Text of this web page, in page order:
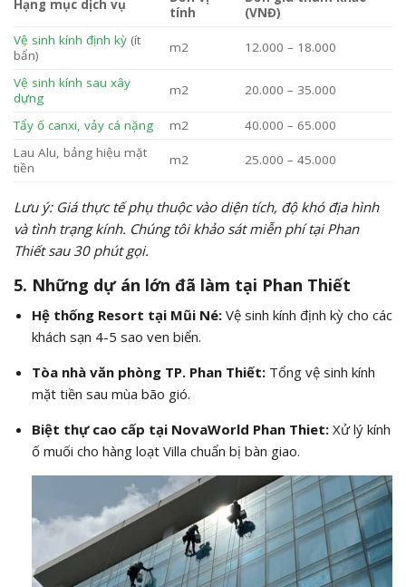
Hạng mục dịch vụ
tính
(VNĐ)
Vệ sinh kính định kỳ (ít
bẩn)
m2 12.000 – 18.000
Vệ sinh kính sau xây
dựng
m2 20.000 – 35.000
Tẩy ố canxi, vảy cá nặng m2
40.000 – 65.000
Lau Alu, bảng hiệu mặt
tiền
m2 25.000 – 45.000
Lưu ý: Giá thực tế phụ thuộc vào diện tích, độ khó địa hình
và tình trạng kính. Chúng tôi khảo sát miễn phí tại Phan
Thiết sau 30 phút gọi.
5. Những dự án lớn đã làm tại Phan Thiết
Hệ thống Resort tại Mũi Né:Vệ sinh kính định kỳ cho các
khách sạn 4-5 sao ven biển.
Tòa nhà văn phòng TP. Phan Thiết:Tổng vệ sinh kính
mặt tiền sau mùa bão gió.
Biệt thự cao cấp tại NovaWorld Phan Thiet:Xử lý kính
ố muối cho hàng loạt Villa chuẩn bị bàn giao.